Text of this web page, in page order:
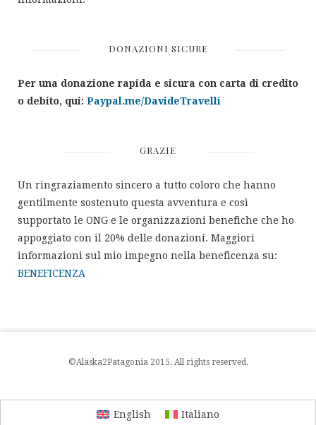
DONAZIONI SICURE
Per una donazione rapida e sicura con carta di credito
o debito, qui: Paypal.me/DavideTravelli
GRAZIE
Un ringraziamento sincero a tutto coloro che hanno
gentilmente sostenuto questa avventura e così
supportato le ONG e le organizzazioni benefiche che ho
appoggiato con il 20% delle donazioni. Maggiori
informazioni sul mio impegno nella beneficenza su:
BENEFICENZA
©Alaska2Patagonia 2015. All rights reserved.
English Italiano